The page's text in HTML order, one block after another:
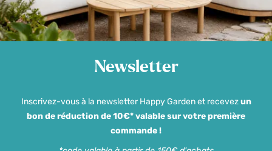
Newsletter
Inscrivez-vous à la newsletter Happy Garden et recevezun
bon de réduction de 10€* valable sur votre première
commande !